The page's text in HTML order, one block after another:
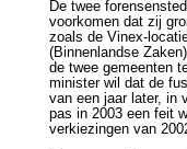
De twee
voorkomen dat zij
zoals de Vinex-
(Binnenlandse
de twee gemeenten
minister wil dat de
van een jaar later, in
pas in 2003 een feit
verkiezingen van